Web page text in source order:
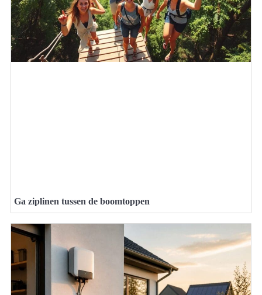
Ga ziplinen tussen de boomtoppen